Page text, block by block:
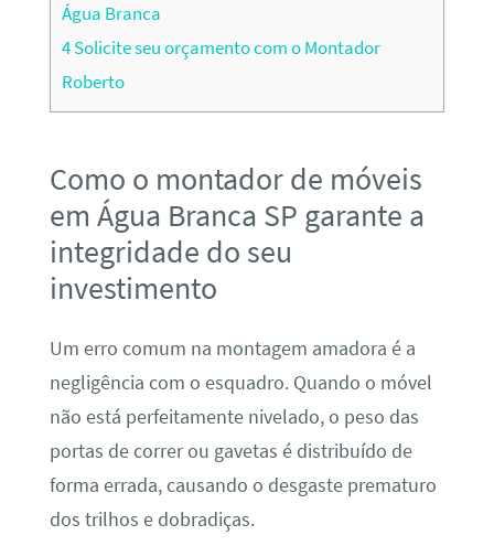
Água Branca
4Solicite seu orçamento com o Montador
Roberto
Como o montador de móveis
em Água Branca SP garante a
integridade do seu
investimento
Um erro comum na montagem amadora é a
negligência com o esquadro. Quando o móvel
não está perfeitamente nivelado, o peso das
portas de correr ou gavetas é distribuído de
forma errada, causando o desgaste prematuro
dos trilhos e dobradiças.